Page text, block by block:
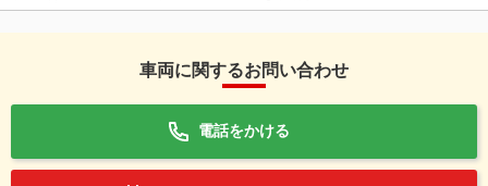
車両に関するお問い合わせ
電話をかける